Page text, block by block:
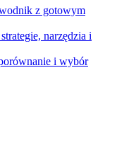
z gotowym
narzędzia i
i wybór